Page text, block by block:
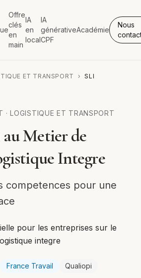
Offre
clés
en
main
IA
en
local
IA
générative
CPF
Académie
Nous
ET TRANSPORT ›
SLI
·LOGISTIQUE ET TRANSPORT
Metier de
Integre
competences pour une
pour les entreprises sur le
integre
France Travail Qualiopi